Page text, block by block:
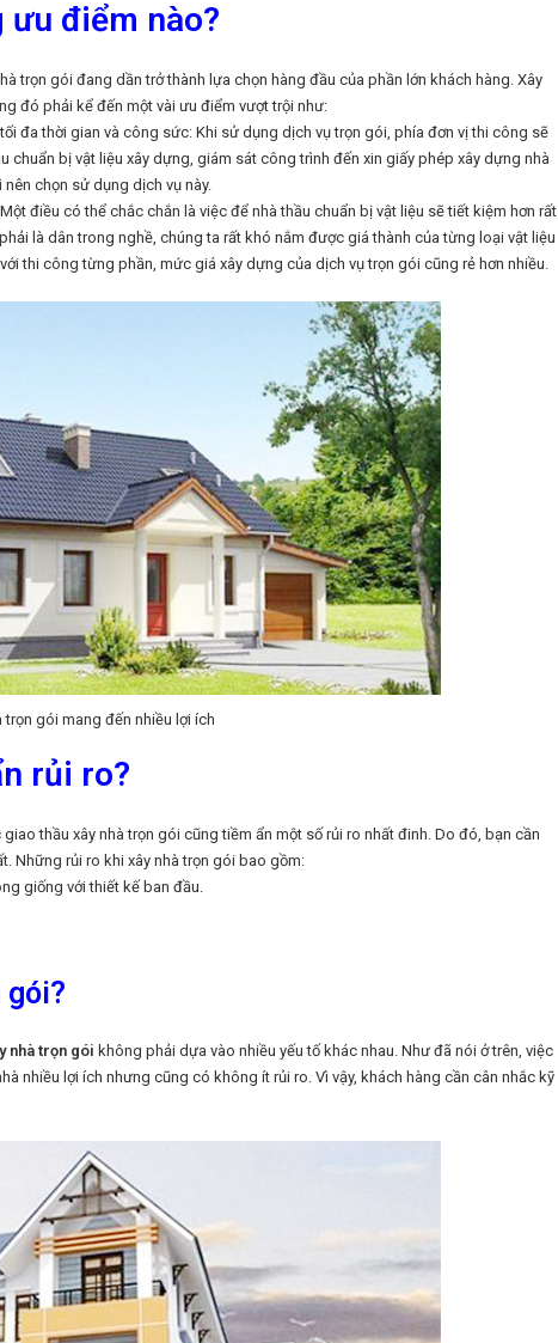
ưu điểm nào?
trọn gói đang dần trở thành lựa chọn hàng đầu của phần lớn khách hàng. Xây
đó phải kể đến một vài ưu điểm vượt trội như:
đa thời gian và công sức: Khi sử dụng dịch vụ trọn gói, phía đơn vị thi công sẽ
chuẩn bị vật liệu xây dựng, giám sát công trình đến xin giấy phép xây dựng nhà
chọn sử dụng dịch vụ này.
điều có thể chắc chắn là việc để nhà thầu chuẩn bị vật liệu sẽ tiết kiệm hơn rất
là dân trong nghề, chúng ta rất khó nắm được giá thành của từng loại vật liệu
thi công từng phần, mức giá xây dựng của dịch vụ trọn gói cũng rẻ hơn nhiều.
trọn gói mang đến nhiều lợi ích
rủi ro?
thầu xây nhà trọn gói cũng tiềm ẩn một số rủi ro nhất đinh. Do đó, bạn cần
Những rủi ro khi xây nhà trọn gói bao gồm:
giống với thiết kế ban đầu.
gói?
nhà trọn gói không phải dựa vào nhiều yếu tố khác nhau. Như đã nói ở trên, việc
nhiều lợi ích nhưng cũng có không ít rủi ro. Vì vậy, khách hàng cần cân nhắc kỹ